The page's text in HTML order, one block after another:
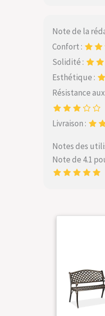
Note de la
Confort :
Solidité :
Esthétique :
Résistance
Livraison :
Notes des
Note de 4.1